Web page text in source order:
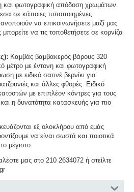
και φωτογραφική απόδοση χρωμάτων.
σε κάποιες τυποποιημένες
να επικοινωνήσετε μαζί μας
να τις τοποθετήσετε σε κορνίζα
Καμβάς βαμβακερός βάρους 320
μέτρο με έντονη και φωτογραφική
με ειδικό σατινέ βερνίκι για
και άλλες φθορές. Ειδικό
με επιπλέον κόντρες για τους
η δυνατότητα κατασκευής για πιο
εξ ολοκλήρου από εμάς
να είναι σωστά και ποιοτικά
μέγιστο.
μας στο 210 2634072 ή στείλτε